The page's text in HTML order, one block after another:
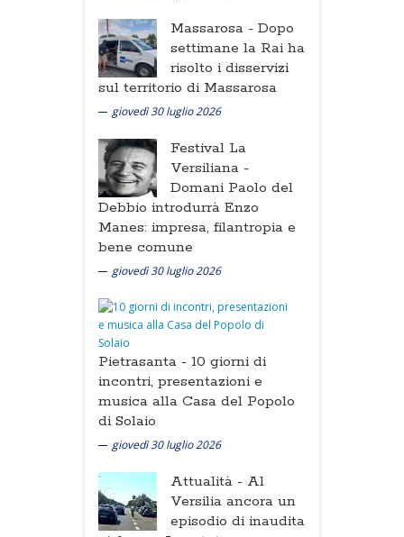
Massarosa - Dopo
settimane la Rai ha
risolto i disservizi
sul territorio di Massarosa
giovedì 30 luglio 2026
Festival La
Versiliana -
Domani Paolo del
Debbio introdurrà Enzo
Manes: impresa, filantropia e
bene comune
giovedì 30 luglio 2026
Pietrasanta - 10 giorni di
incontri, presentazioni e
musica alla Casa del Popolo
di Solaio
giovedì 30 luglio 2026
Attualità - Al
Versilia ancora un
episodio di inaudita